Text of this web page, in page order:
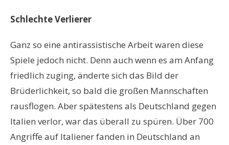
Schlechte Verlierer
Ganz so eine antirassistische Arbeit waren diese
Spiele jedoch nicht. Denn auch wenn es am Anfang
friedlich zuging, änderte sich das Bild der
Brüderlichkeit, so bald die großen Mannschaften
rausflogen. Aber spätestens als Deutschland gegen
Italien verlor, war das überall zu spüren. Über 700
Angriffe auf Italiener fanden in Deutschland an